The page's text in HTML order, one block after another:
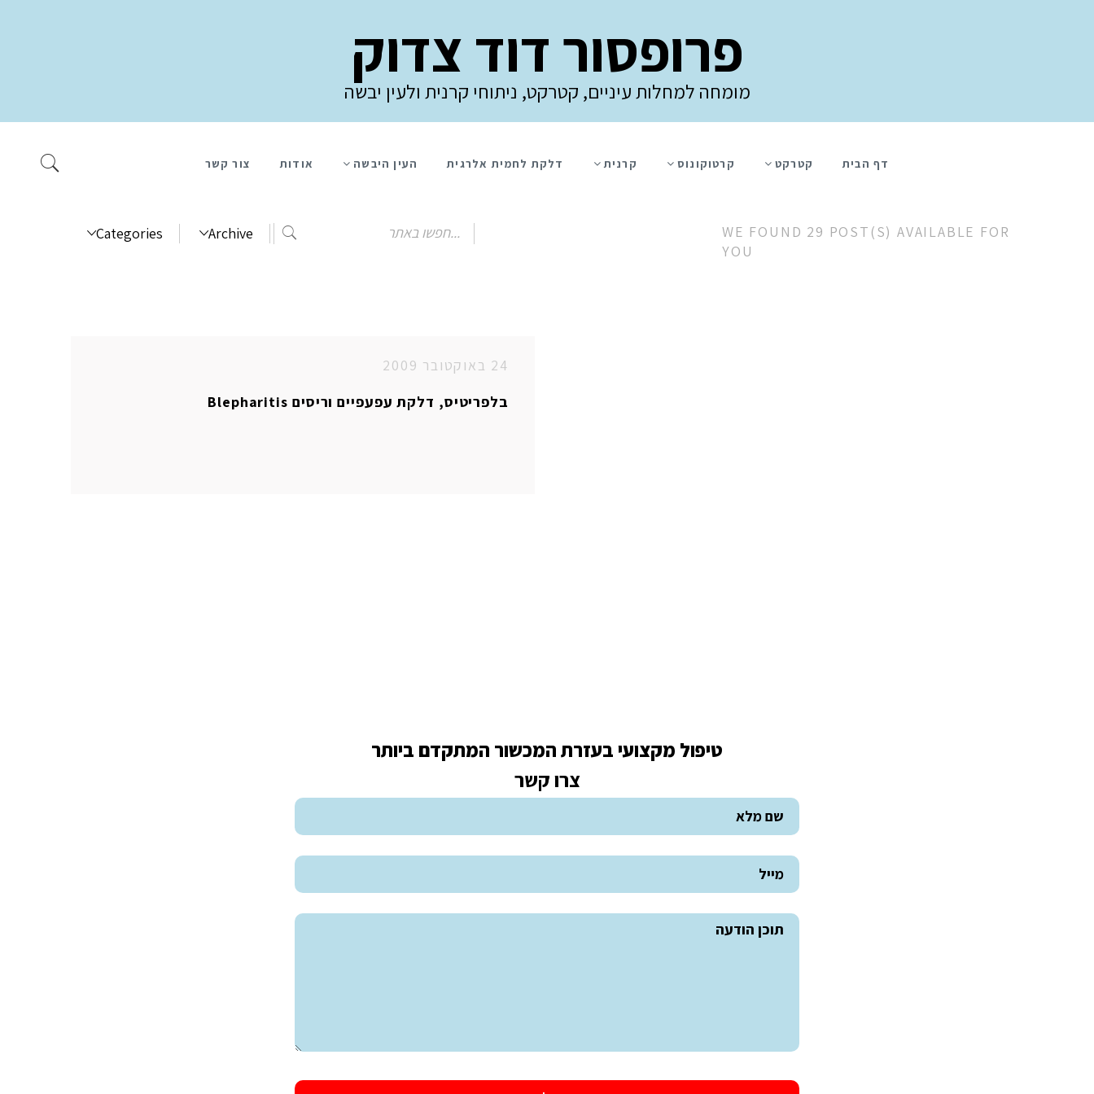
פרופסור דוד צדוק
מומחה למחלות עיניים, קטרקט, ניתוחי קרנית ולעין יבשה
דף הבית קטרקט קרטוקונוס קרנית דלקת לחמית אלרגית העין היבשה אודות צור קשר
WE FOUND 29 POST(S) AVAILABLE FOR
YOU
Categories Archive
24 באוקטובר 2009
בלפריטיס, דלקת עפעפיים וריסים Blepharitis
טיפול מקצועי בעזרת המכשור המתקדם ביותר
צרו קשר